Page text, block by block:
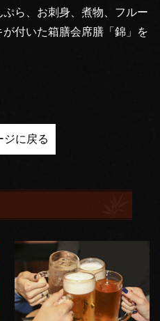
ら、お刺身、煮物、フルー
付いた箱膳会席膳「錦」を
ジに戻る